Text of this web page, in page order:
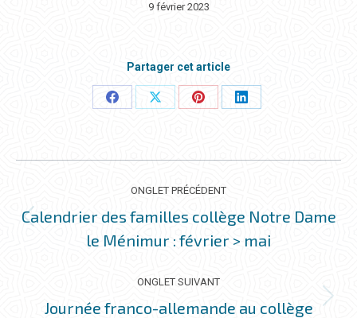
9 février 2023
Partager cet article
PartagerPartagerPartagerPartager
NAVIGATION
DE
COMMENTAIRE
ONGLET PRÉCÉDENT
Onglet
précédent
Calendrier des familles collège Notre Dame
le Ménimur : février > mai
ONGLET SUIVANT
Onglet
Journée franco-allemande au collège